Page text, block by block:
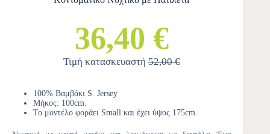
36,40 €
Τιμή κατασκευαστή52,00 €
100% Βαμβάκι S. Jersey
Μήκος: 100cm.
Το μοντέλο φοράει Small και έχει ύψος 175cm.